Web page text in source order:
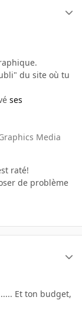
du site où tu
ses
Media
raté!
de problème
Et ton budget,